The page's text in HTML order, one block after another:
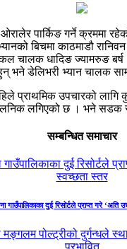
ओरालेर पार्किङ गर्ने क्रममा
बिचमा काठमाडौ
चालक धादिङ ज्यामरुङ
भने डेलिभरी भ्यान चालक
प्राथमिक उपचारको लागि
लगिएको छ । भने सडक
सम्बन्धित समाचार
गाउँपालिकाका दुई रिसोर्टले प्राप्त गरे ‘अति